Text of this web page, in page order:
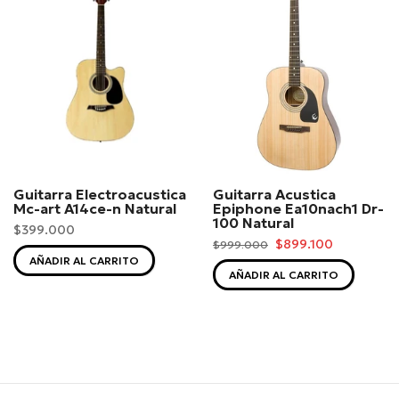
Guitarra Electroacustica
Mc-art A14ce-n Natural
$399.000
AÑADIR AL CARRITO
Guitarra Acustica
Epiphone Ea10nach1 Dr-
100 Natural
$999.000 $899.100
AÑADIR AL CARRITO